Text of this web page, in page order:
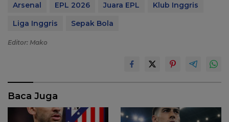
Arsenal EPL 2026 Juara EPL
Klub Inggris
Liga Inggris
Sepak Bola
Editor: Mako
Baca Juga